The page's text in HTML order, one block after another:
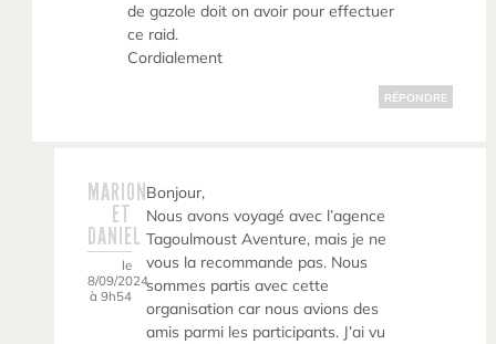
de gazole doit on avoir pour effectuer
ce raid.
Cordialement
RÉPONDRE
MARION
ET
DANIEL
le
8/09/2024
à 9h54
Bonjour,
Nous avons voyagé avec l’agence
Tagoulmoust Aventure, mais je ne
vous la recommande pas. Nous
sommes partis avec cette
organisation car nous avions des
amis parmi les participants. J’ai vu